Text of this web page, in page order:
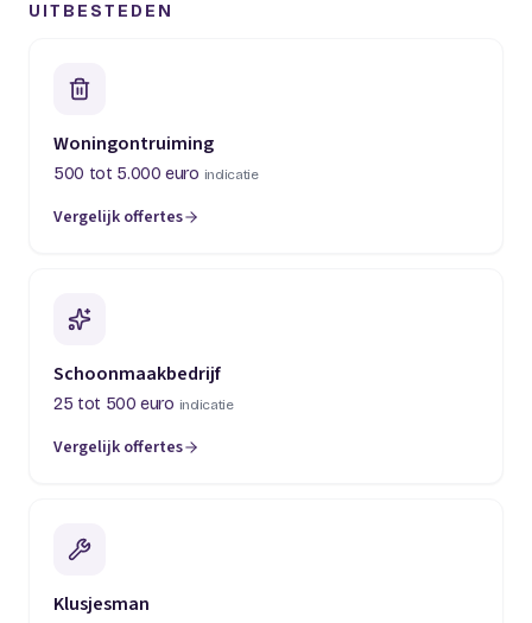
UITBESTEDEN
Woningontruiming
500 tot 5.000 euro indicatie
Vergelijk offertes
(opent in een nieuw tabblad)
Schoonmaakbedrijf
25 tot 500 euro indicatie
Vergelijk offertes
(opent in een nieuw tabblad)
Klusjesman